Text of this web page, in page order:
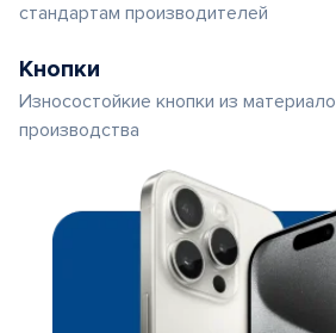
стандартам производителей
Кнопки
Износостойкие кнопки из
производства